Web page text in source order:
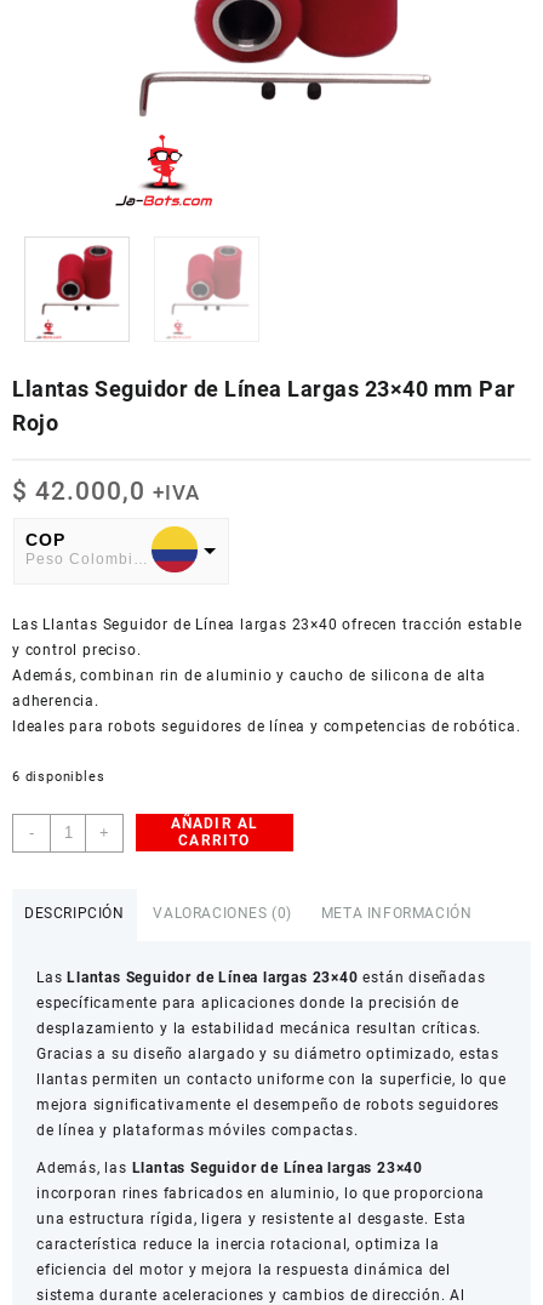
Llantas Seguidor de Línea Largas 23×40 mm Par
Rojo
$ 42.000,0 +IVA
COP
American Dollar
Las Llantas Seguidor de Línea largas 23×40 ofrecen tracción estable
y control preciso.
Además, combinan rin de aluminio y caucho de silicona de alta
adherencia.
Ideales para robots seguidores de línea y competencias de robótica.
6 disponibles
-
Llantas
Seguidor
mm
Par
Rojo
cantidad
+
AÑADIR AL
CARRITO
DESCRIPCIÓN VALORACIONES (0) META INFORMACIÓN
LasLlantas Seguidor de Línea largas 23×40 están diseñadas
específicamente para aplicaciones donde la precisión de
desplazamiento y la estabilidad mecánica resultan críticas.
Gracias a su diseño alargado y su diámetro optimizado, estas
llantas permiten un contacto uniforme con la superficie, lo que
mejora significativamente el desempeño de robots seguidores
de línea y plataformas móviles compactas.
Además, las Llantas Seguidor de Línea largas 23×40
incorporan rines fabricados en aluminio, lo que proporciona
una estructura rígida, ligera y resistente al desgaste. Esta
característica reduce la inercia rotacional, optimiza la
eficiencia del motor y mejora la respuesta dinámica del
sistema durante aceleraciones y cambios de dirección. Al